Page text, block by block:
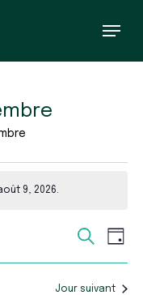
Menu
9, 2026.
et
de
Recherche
de
vues
Jour
Jour suivant